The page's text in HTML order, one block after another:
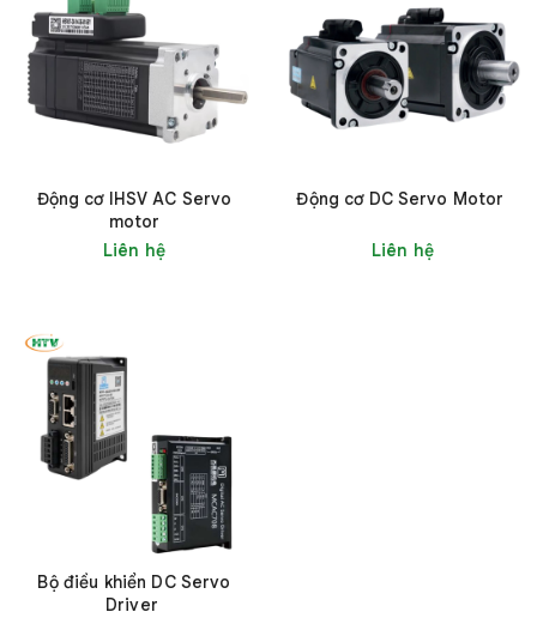
Động cơ IHSV AC Servo
motor
Liên hệ
Động cơ DC Servo Motor
Liên hệ
Bộ điều khiển DC Servo
Driver